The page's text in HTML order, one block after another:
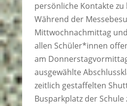
persönliche Kontakte zu
Während der
Mittwochnachmittag
allen Schüler*innen
am
ausgewählte
zeitlich gestaffelten
Busparkplatz der Schule